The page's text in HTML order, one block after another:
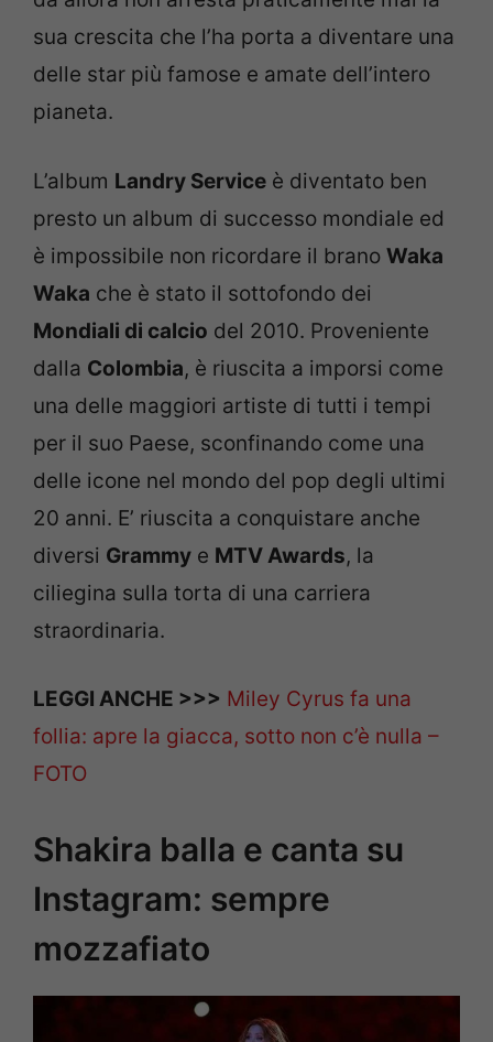
sua crescita che l’ha porta a diventare una
delle star più famose e amate dell’intero
pianeta.
L’album Landry Service è diventato ben
presto un album di successo mondiale ed
è impossibile non ricordare il brano Waka
Waka che è stato il sottofondo dei
Mondiali di calcio del 2010. Proveniente
dalla Colombia, è riuscita a imporsi come
una delle maggiori artiste di tutti i tempi
per il suo Paese, sconfinando come una
delle icone nel mondo del pop degli ultimi
20 anni. E’ riuscita a conquistare anche
diversi Grammy e MTV Awards, la
ciliegina sulla torta di una carriera
straordinaria.
LEGGI ANCHE >>> Miley Cyrus fa una
follia: apre la giacca, sotto non c’è nulla –
FOTO
Shakira balla e canta su
Instagram: sempre
mozzafiato